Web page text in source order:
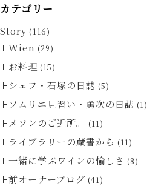
カテゴリー
Story (116)
Wien (29)
お料理 (15)
シェフ・石塚の日誌 (5)
ソムリエ見習い・勇次の日誌 (1)
メソンのご近所。 (11)
ライブラリーの蔵書から (11)
一緒に学ぶワインの愉しさ (8)
前オーナーブログ (41)